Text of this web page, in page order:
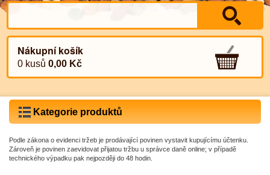
Nákupní košík
0 kusů0,00 Kč
Kategorie produktů
Podle zákona o evidenci tržeb je prodávající povinen vystavit kupujícímu účtenku.
Zároveň je povinen zaevidovat přijatou tržbu u správce daně online; v případě
technického výpadku pak nejpozději do 48 hodin.